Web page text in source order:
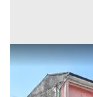
Asta Locale
Zevio (Verona)
25.792 €